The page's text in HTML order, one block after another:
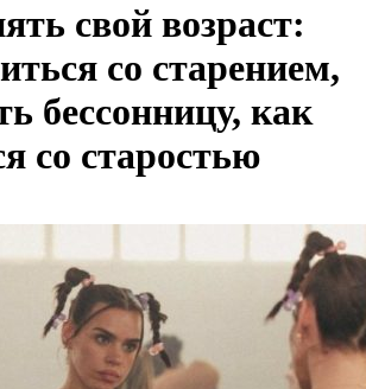
свой возраст:
со старением,
бессонницу, как
со старостью